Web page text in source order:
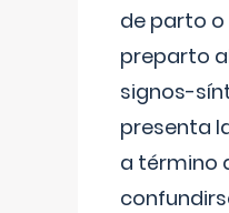
de parto
preparto
signos-
presenta
a término